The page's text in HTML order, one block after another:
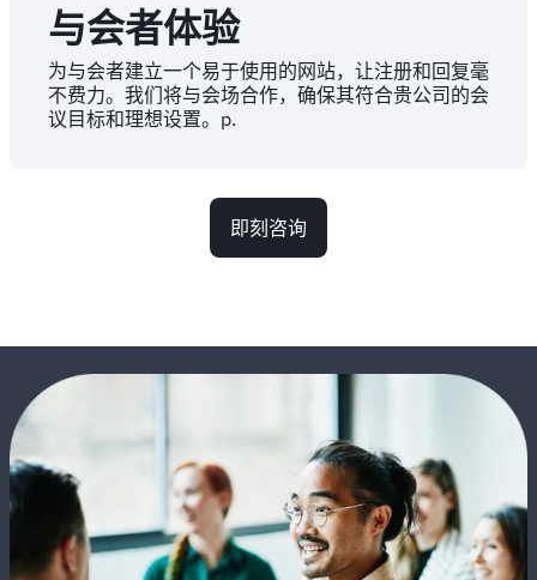
与会者体验
为与会者建立一个易于使用的网站，让注册和回复毫
不费力。我们将与会场合作，确保其符合贵公司的会
议目标和理想设置。p.
即刻咨询